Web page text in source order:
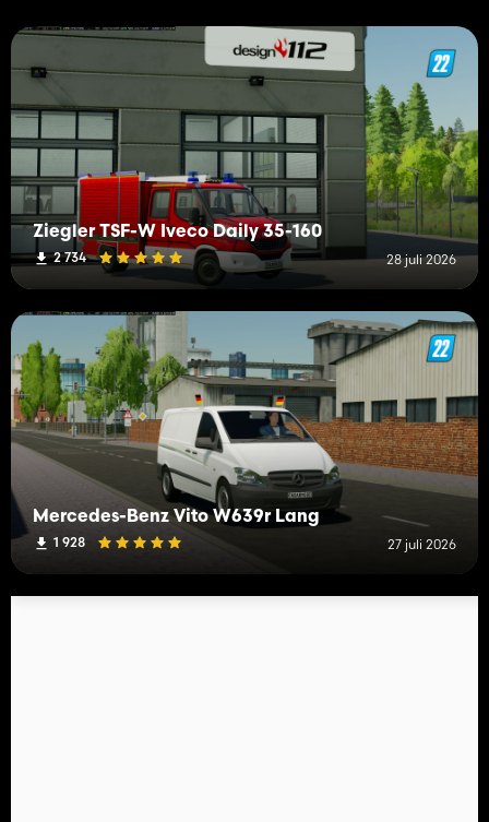
Ziegler TSF-W Iveco Daily 35-160
2 734 28 juli 2026
Mercedes-Benz Vito W639r Lang
1 928 27 juli 2026